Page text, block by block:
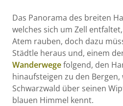
Das Panorama des breiten
welches sich um Zell
Atem rauben, doch dazu
Städtle heraus und, einem
Wanderwegefolgend, den
hinaufsteigen zu den Bergen,
Schwarzwald über seinen
blauen Himmel kennt.